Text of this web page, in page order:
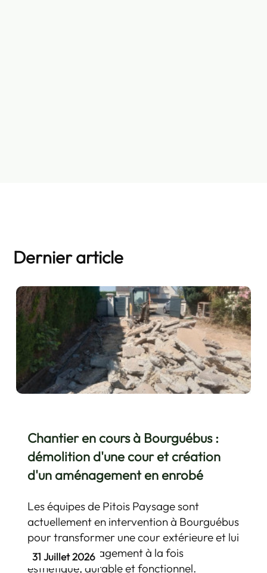
Dernier article
Chantier en cours à Bourguébus :
démolition d'une cour et création
d'un aménagement en enrobé
31 Juillet 2026
Les équipes de Pitois Paysage sont
actuellement en intervention à Bourguébus
pour transformer une cour extérieure et lui
offrir un aménagement à la fois
esthétique, durable et fonctionnel.